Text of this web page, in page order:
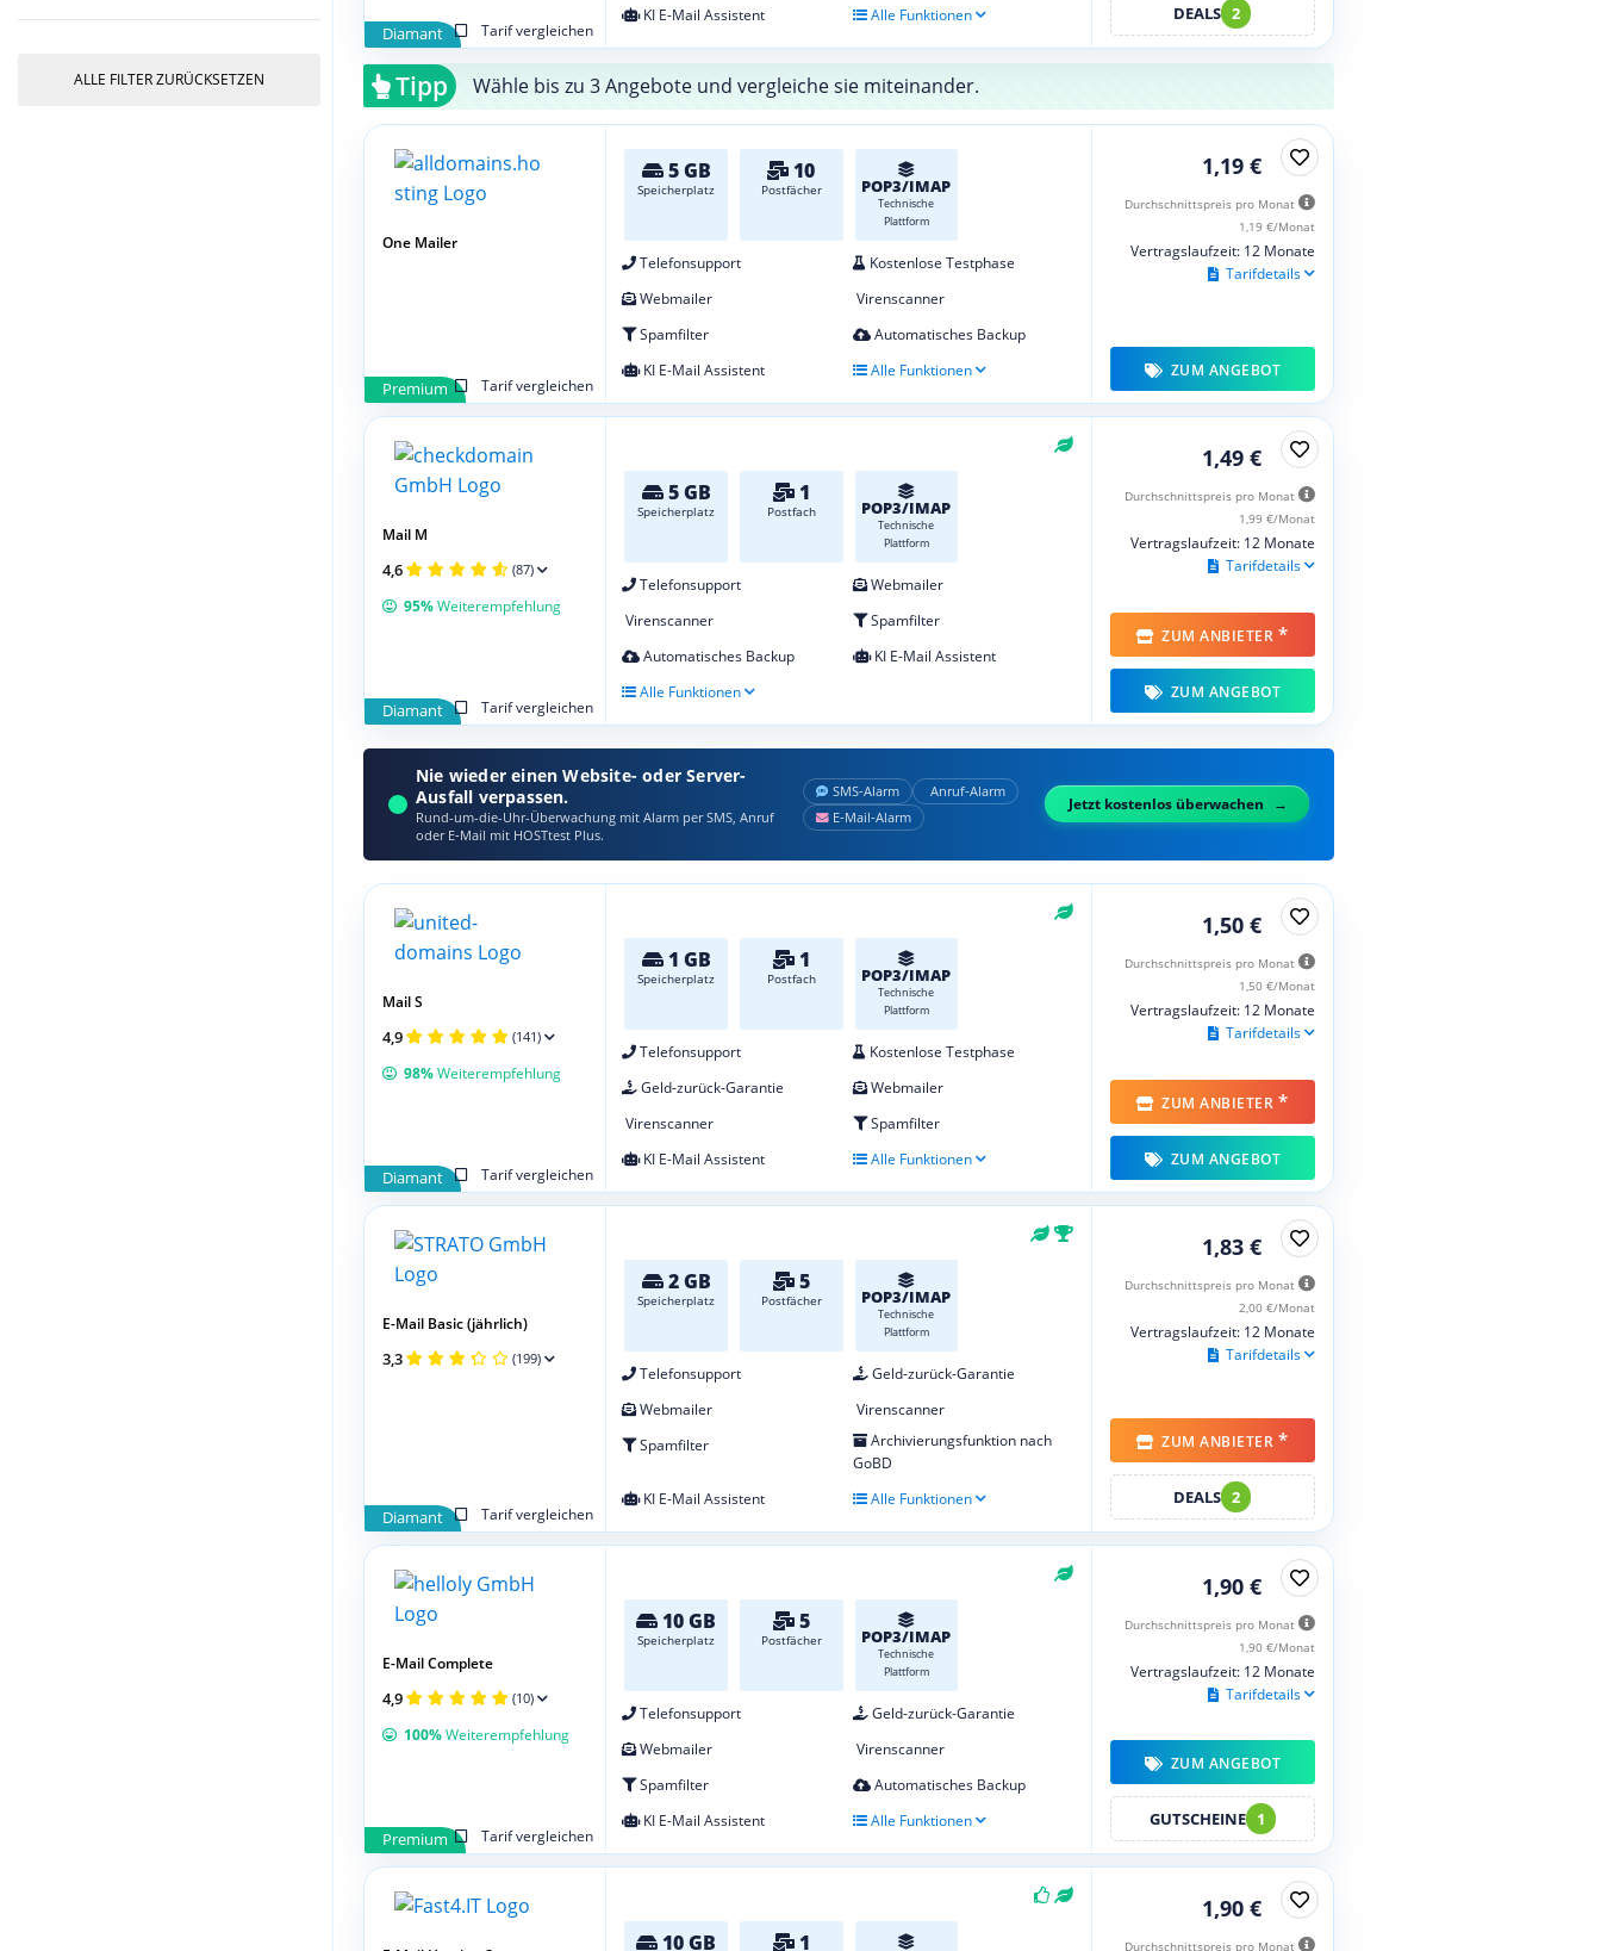
ALLE FILTER ZURÜCKSETZEN
KI E-Mail Assistent
Alle Funktionen
Diamant
Tarif vergleichen
DEALS 2
Tipp Wähle bis zu 3 Angebote und vergleiche sie miteinander.
5 GB
Speicherplatz
10
Postfächer POP3/IMAP
Technische
Plattform
Telefonsupport
Kostenlose Testphase
Webmailer
Virenscanner
Spamfilter
Automatisches Backup
KI E-Mail Assistent
Alle Funktionen
Premium
Tarif vergleichen
One Mailer
1,19 €
Durchschnittspreis pro Monat
1,19 €/Monat
Vertragslaufzeit: 12 Monate
Tarifdetails
ZUM ANGEBOT
5 GB
Speicherplatz
1
Postfach POP3/IMAP
Technische
Plattform
Telefonsupport
Webmailer
Virenscanner
Spamfilter
Automatisches Backup
KI E-Mail Assistent
Alle Funktionen
Diamant
Tarif vergleichen
Mail M
4,6 (87)
95%Weiterempfehlung
1,49 €
Durchschnittspreis pro Monat
1,99 €/Monat
Vertragslaufzeit: 12 Monate
Tarifdetails
ZUM ANBIETER *
ZUM ANGEBOT
Nie wieder einen Website- oder Server-
Ausfall verpassen.
Rund-um-die-Uhr-Überwachung mit Alarm per SMS, Anruf
oder E‑Mail mit HOSTtest Plus.
SMS‑Alarm
Anruf‑Alarm
E‑Mail‑Alarm
Jetzt kostenlos überwachen
1 GB
Speicherplatz
1
Postfach POP3/IMAP
Technische
Plattform
Telefonsupport
Kostenlose Testphase
Geld-zurück-Garantie
Webmailer
Virenscanner
Spamfilter
KI E-Mail Assistent
Alle Funktionen
Diamant
Tarif vergleichen
Mail S
4,9 (141)
98%Weiterempfehlung
1,50 €
Durchschnittspreis pro Monat
1,50 €/Monat
Vertragslaufzeit: 12 Monate
Tarifdetails
ZUM ANBIETER *
ZUM ANGEBOT
2 GB
Speicherplatz
5
Postfächer POP3/IMAP
Technische
Plattform
Telefonsupport
Geld-zurück-Garantie
Webmailer
Virenscanner
Spamfilter
Archivierungsfunktion nach
GoBD
KI E-Mail Assistent
Alle Funktionen
Diamant
Tarif vergleichen
E-Mail Basic (jährlich)
3,3 (199)
1,83 €
Durchschnittspreis pro Monat
2,00 €/Monat
Vertragslaufzeit: 12 Monate
Tarifdetails
ZUM ANBIETER *
DEALS 2
10 GB
Speicherplatz
5
Postfächer POP3/IMAP
Technische
Plattform
Telefonsupport
Geld-zurück-Garantie
Webmailer
Virenscanner
Spamfilter
Automatisches Backup
KI E-Mail Assistent
Alle Funktionen
Premium
Tarif vergleichen
E-Mail Complete
4,9 (10)
100%Weiterempfehlung
1,90 €
Durchschnittspreis pro Monat
1,90 €/Monat
Vertragslaufzeit: 12 Monate
Tarifdetails
ZUM ANGEBOT
GUTSCHEINE 1
10 GB 1
1,90 €
Durchschnittspreis pro Monat